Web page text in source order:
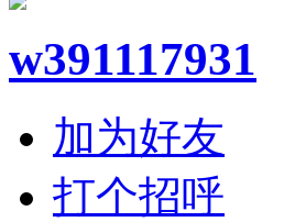
w391117931
加为好友
打个招呼